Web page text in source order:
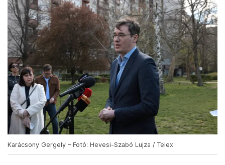
Karácsony Gergely – Fotó: Hevesi-Szabó Lujza / Telex